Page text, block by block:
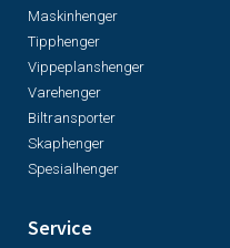
Maskinhenger
Tipphenger
Vippeplanshenger
Varehenger
Biltransporter
Skaphenger
Spesialhenger
Service